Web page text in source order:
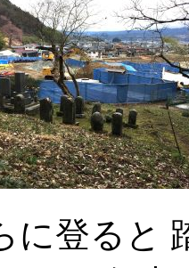
に登ると